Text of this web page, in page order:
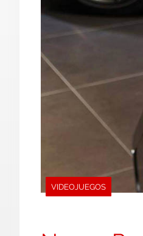
VIDEOJUEGOS